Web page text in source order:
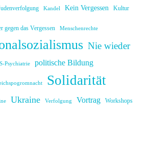
Kandel Kein Vergessen Kultur
gegen das Vergessen Menschenrechte
Nie wieder
Psychiatrie politische Bildung
Solidarität
Ukraine Verfolgung Vortrag Workshops